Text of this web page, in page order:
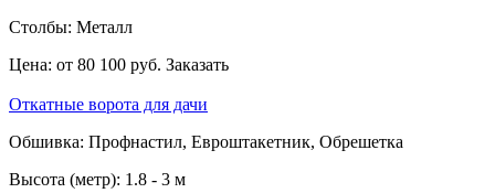
Столбы: Металл
Цена: от 80 100 руб. Заказать
Откатные ворота для дачи
Обшивка: Профнастил, Евроштакетник, Обрешетка
Высота (метр): 1.8 - 3 м